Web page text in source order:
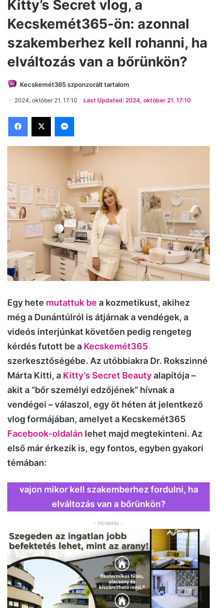
Kitty’s Secret vlog, a
Kecskemét365-ön: azonnal
szakemberhez kell rohanni, ha
elváltozás van a bőrünkön?
Kecskemét365 szponzorált tartalom
2024, október 21. 17:10 Last Updated: 2024, október 21. 17:10
Facebook
X Messenger
Egy hete mutattuk be a kozmetikust, akihez
még a Dunántúlról is átjárnak a vendégek, a
videós interjúnkat követően pedig rengeteg
kérdés futott be a Kecskemét365
szerkesztőségébe. Az utóbbiakra Dr. Rokszinné
Márta Kitti, a Kitty’s Secret Beautyalapítója –
akit a “bőr személyi edzőjének” hívnak a
vendégei – válaszol, egy öt héten át jelentkező
vlog formájában, amelyet a Kecskemét365
Facebook-oldalán lehet majd megtekinteni. Az
első már érkezik is, egy fontos, egyben gyakori
témában:
vajon mikor kell szakemberhez fordulni, ha
elváltozás van a bőrünkön?
- Hirdetés -